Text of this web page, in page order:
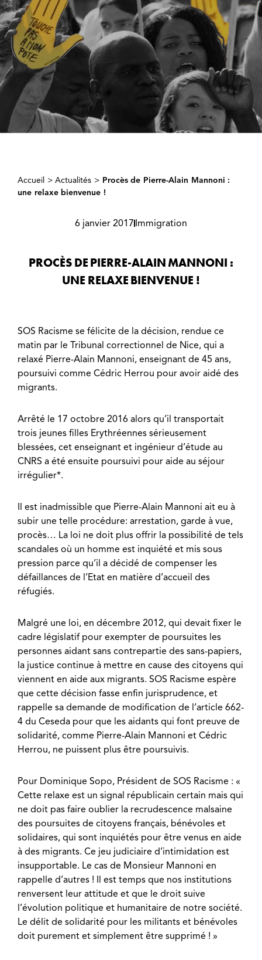
Accueil >Actualités > Procès de Pierre-Alain Mannoni :
une relaxe bienvenue !
6 janvier 2017 Immigration
PROCÈS DE PIERRE-ALAIN MANNONI :
UNE RELAXE BIENVENUE !
SOS Racisme se félicite de la décision, rendue ce
matin par le Tribunal correctionnel de Nice, qui a
relaxé Pierre-Alain Mannoni, enseignant de 45 ans,
poursuivi comme Cédric Herrou pour avoir aidé des
migrants.
Arrêté le 17 octobre 2016 alors qu’il transportait
trois jeunes filles Erythréennes sérieusement
blessées, cet enseignant et ingénieur d’étude au
CNRS a été ensuite poursuivi pour aide au séjour
irrégulier*.
Il est inadmissible que Pierre-Alain Mannoni ait eu à
subir une telle procédure: arrestation, garde à vue,
procès… La loi ne doit plus offrir la possibilité de tels
scandales où un homme est inquiété et mis sous
pression parce qu’il a décidé de compenser les
défaillances de l’Etat en matière d’accueil des
réfugiés.
Malgré une loi, en décembre 2012, qui devait fixer le
cadre législatif pour exempter de poursuites les
personnes aidant sans contrepartie des sans-papiers,
la justice continue à mettre en cause des citoyens qui
viennent en aide aux migrants. SOS Racisme espère
que cette décision fasse enfin jurisprudence, et
rappelle sa demande de modification de l’article 662-
4 du Ceseda pour que les aidants qui font preuve de
solidarité, comme Pierre-Alain Mannoni et Cédric
Herrou, ne puissent plus être poursuivis.
Pour Dominique Sopo, Président de SOS Racisme : «
Cette relaxe est un signal républicain certain mais qui
ne doit pas faire oublier la recrudescence malsaine
des poursuites de citoyens français, bénévoles et
solidaires, qui sont inquiétés pour être venus en aide
à des migrants. Ce jeu judiciaire d’intimidation est
insupportable. Le cas de Monsieur Mannoni en
rappelle d’autres ! Il est temps que nos institutions
renversent leur attitude et que le droit suive
l’évolution politique et humanitaire de notre société.
Le délit de solidarité pour les militants et bénévoles
doit purement et simplement être supprimé ! »